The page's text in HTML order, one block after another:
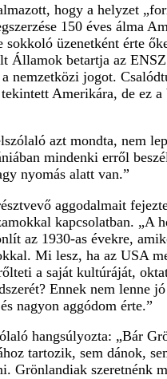
hogy a helyzet
150 éves álma
sokkoló üzenetként érte
Államok betartja az
nemzetközi jogot.
Amerikára, de ez
azt mondta, nem
mindenki erről
nyomás alatt van.”
aggodalmait
kapcsolatban. „A
az 1930-as évekre,
Mi lesz, ha az USA
a saját kultúráját,
Ennek nem lenne
nagyon aggódom érte.”
hangsúlyozta: „Bár
tartozik, sem dánok,
Grönlandiak szeretnénk